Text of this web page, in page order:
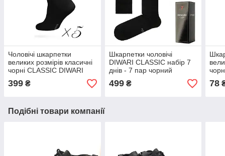
Чоловічі шкарпетки
великих розмірів класичні
чорні CLASSIC DIWARI
набір 5 пар 5С-08СП
399 ₴
Шкарпетки чоловічі
DIWARI CLASSIC набір 7
днів - 7 пар чорний
5С-08СП VIP подарунок
для чоловіка
499₴
5С-
78
Подібні товари компанії